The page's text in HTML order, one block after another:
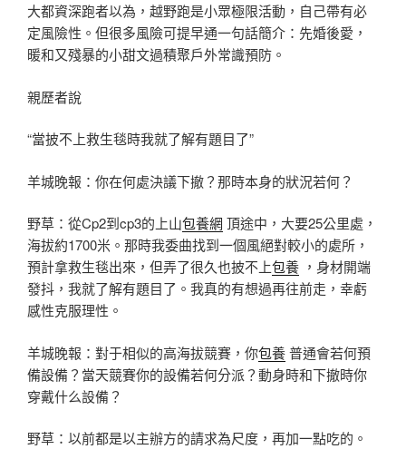
大都資深跑者以為，越野跑是小眾極限活動，自己帶有必
定風險性。但很多風險可提早通一句話簡介：先婚後愛，
暖和又殘暴的小甜文過積聚戶外常識預防。
親歷者說
“當披不上救生毯時我就了解有題目了”
羊城晚報：你在何處決議下撤？那時本身的狀況若何？
野草：從Cp2到cp3的上山包養網 頂途中，大要25公里處，
海拔約1700米。那時我委曲找到一個風絕對較小的處所，
預計拿救生毯出來，但弄了很久也披不上包養 ，身材開端
發抖，我就了解有題目了。我真的有想過再往前走，幸虧
感性克服理性。
羊城晚報：對于相似的高海拔競賽，你包養普通會若何預
備設備？當天競賽你的設備若何分派？動身時和下撤時你
穿戴什么設備？
野草：以前都是以主辦方的請求為尺度，再加一點吃的。